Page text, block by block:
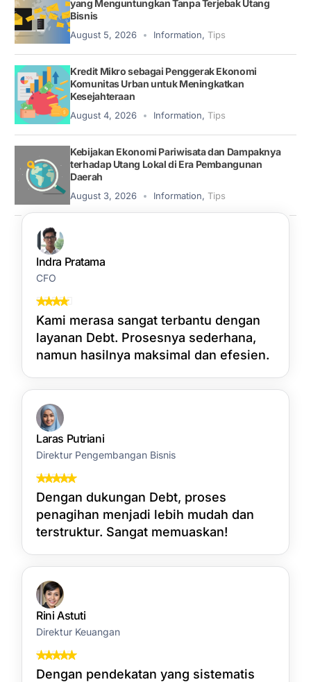
yang Menguntungkan Tanpa Terjebak Utang
Bisnis
August 5, 2026 Information, Tips
Kredit Mikro sebagai Penggerak Ekonomi
Komunitas Urban untuk Meningkatkan
Kesejahteraan
August 4, 2026 Information, Tips
Kebijakan Ekonomi Pariwisata dan Dampaknya
terhadap Utang Lokal di Era Pembangunan
Daerah
August 3, 2026 Information, Tips
Indra Pratama
CFO
Kami merasa sangat terbantu dengan
layanan Debt. Prosesnya sederhana,
namun hasilnya maksimal dan efesien.
Laras Putriani
Direktur Pengembangan Bisnis
Dengan dukungan Debt, proses
penagihan menjadi lebih mudah dan
terstruktur. Sangat memuaskan!
Rini Astuti
Direktur Keuangan
Dengan pendekatan yang sistematis